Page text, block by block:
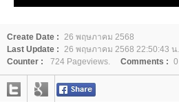
Create Date : 26 พฤษภาคม 2568
Last Update : 26 พฤษภาคม 2568 22:50:43 น.
Counter :
724 Pageviews. Comments : 0